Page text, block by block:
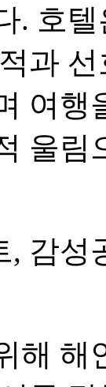
. 호
과
여행
울림
, 감성
해 해